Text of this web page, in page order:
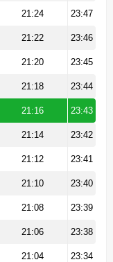
21:24 23:47
21:22 23:46
21:20 23:45
21:18 23:44
21:16 23:43
21:14 23:42
21:12 23:41
21:10 23:40
21:08 23:39
21:06 23:38
21:04 23:34